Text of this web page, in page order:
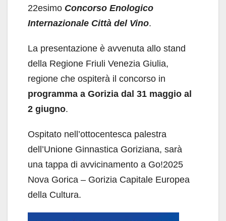
22esimo Concorso Enologico
Internazionale Città del Vino.
La presentazione è avvenuta allo stand
della Regione Friuli Venezia Giulia,
regione che ospiterà il concorso in
programma a Gorizia dal 31 maggio al
2 giugno.
Ospitato nell’ottocentesca palestra
dell’Unione Ginnastica Goriziana, sarà
una tappa di avvicinamento a Go!2025
Nova Gorica – Gorizia Capitale Europea
della Cultura.